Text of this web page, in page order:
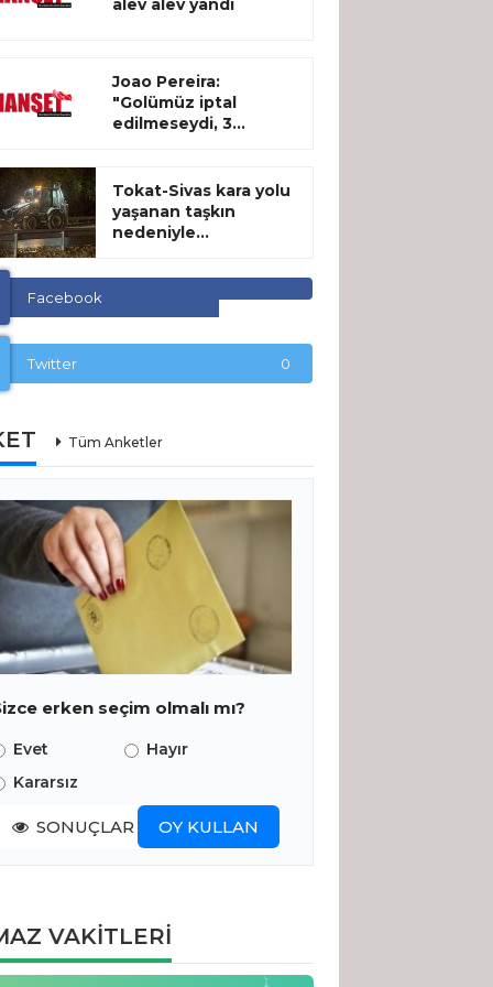
alev alev yandı
Joao Pereira:
"Golümüz iptal
edilmeseydi, 3...
Tokat-Sivas kara yolu
yaşanan taşkın
nedeniyle...
Facebook
Twitter 0
Tüm Anketler
erken seçim olmalı mı?
Evet
Hayır
Kararsız
SONUÇLAR OY KULLAN
VAKİTLERİ